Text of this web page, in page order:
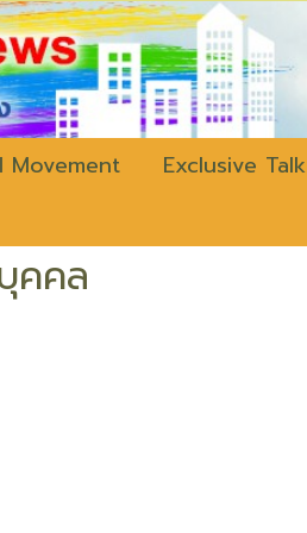
Movement Exclusive Talk
คคล